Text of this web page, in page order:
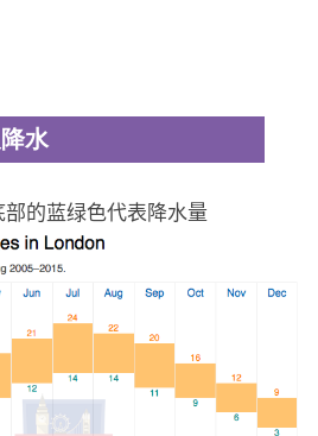
水
的蓝绿色代表降水量